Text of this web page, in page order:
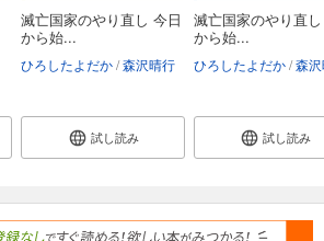
滅亡国家のやり直し 今日
から始...
ひろしたよだか 森沢晴行
試し読み
滅亡国家のやり直
から始...
ひろしたよだか 森沢
試し読み